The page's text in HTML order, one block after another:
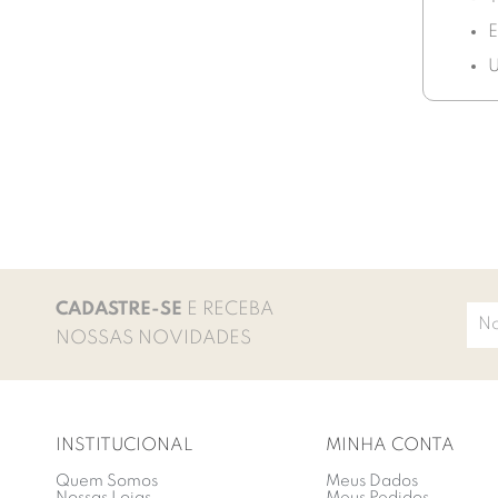
CADASTRE-SE E RECEBA
NOSSAS NOVIDADES
INSTITUCIONAL
Quem Somos
MINHA CONTA
Meus Dados